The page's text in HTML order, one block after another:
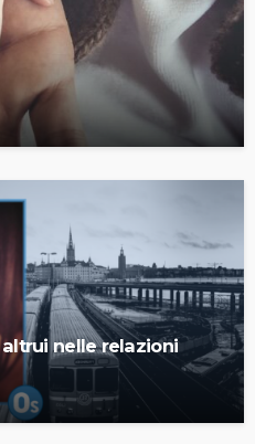
nelle relazioni